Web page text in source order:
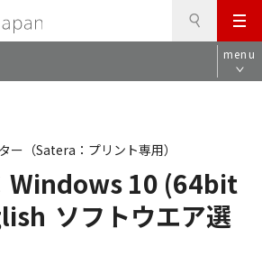
メ
ニ
ュ
menu
Windows 10 (64bit
ソフトウエア選
ー（Satera：プリント専用）